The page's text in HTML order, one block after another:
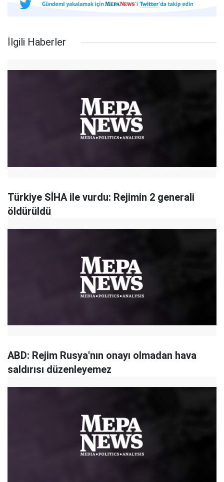
İlgili Haberler
Türkiye SİHA ile vurdu: Rejimin 2 generali
öldürüldü
ABD: Rejim Rusya'nın onayı olmadan hava
saldırısı düzenleyemez